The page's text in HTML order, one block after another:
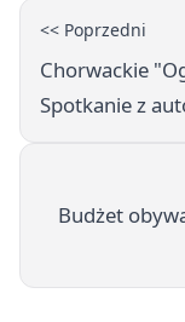
<< Poprzedni
Chorwackie
Spotkanie z
Budżet